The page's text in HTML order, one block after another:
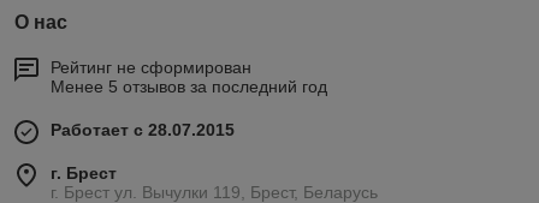
О нас
Рейтинг не сформирован
Менее 5 отзывов за последний год
Работает с 28.07.2015
г. Брест
г. Брест ул. Вычулки 119, Брест, Беларусь